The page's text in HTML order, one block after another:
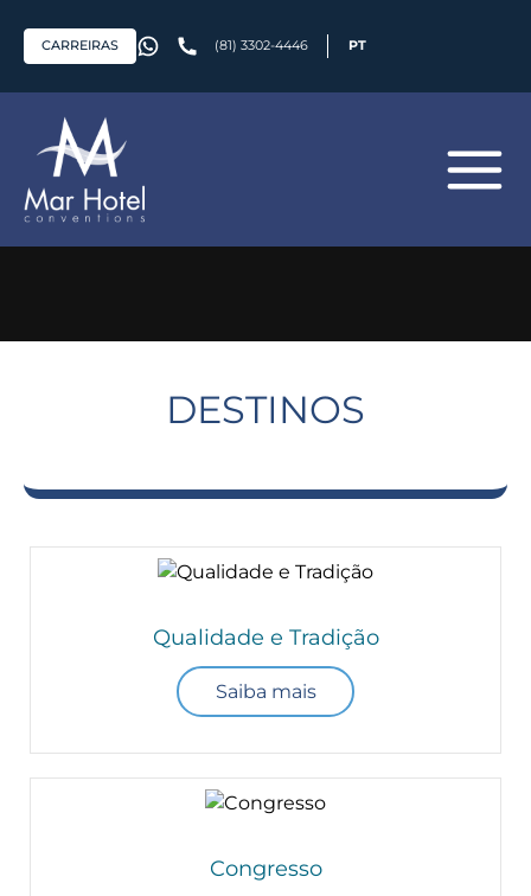
CARREIRAS (81) 3302-4446 PT
DESTINOS
Qualidade e Tradição
Saiba mais
Congresso